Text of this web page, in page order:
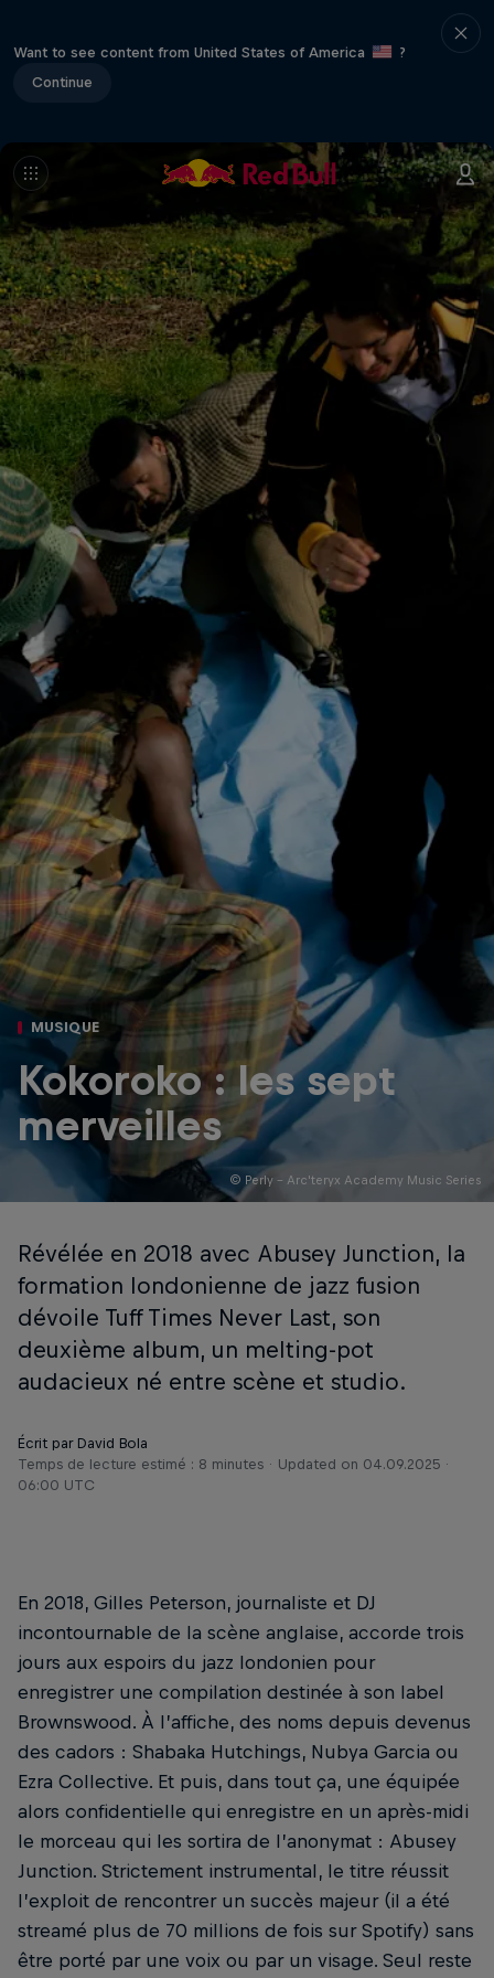
Want to see content from United States of America
?
Continue
© Perly - Arc'teryx Academy Music Series
MUSIQUE
Kokoroko : les sept
merveilles
Révélée en 2018 avec Abusey Junction, la
formation londonienne de jazz fusion
dévoile Tuff Times Never Last, son
deuxième album, un melting-pot
audacieux né entre scène et studio.
Écrit par David Bola
Temps de lecture estimé : 8 minutes
Updated on 04.09.2025 ·
06:00 UTC
En 2018, Gilles Peterson, journaliste et DJ
incontournable de la scène anglaise, accorde trois
jours aux espoirs du jazz londonien pour
enregistrer une compilation destinée à son label
Brownswood. À l’affiche, des noms depuis devenus
des cadors : Shabaka Hutchings, Nubya Garcia ou
Ezra Collective. Et puis, dans tout ça, une équipée
alors confidentielle qui enregistre en un après-midi
le morceau qui les sortira de l’anonymat : Abusey
Junction. Strictement instrumental, le titre réussit
l’exploit de rencontrer un succès majeur (il a été
streamé plus de 70 millions de fois sur Spotify) sans
être porté par une voix ou par un visage. Seul reste